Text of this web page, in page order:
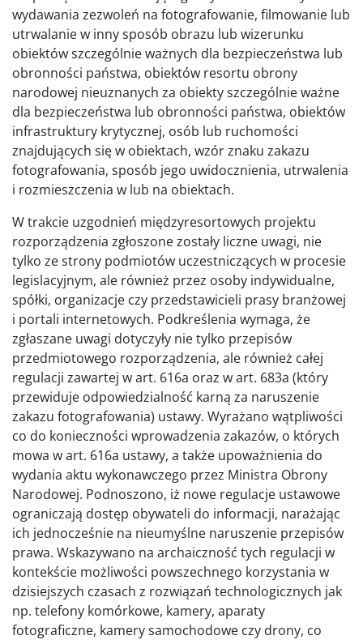
wydawania zezwoleń na fotografowanie, filmowanie lub
utrwalanie w inny sposób obrazu lub wizerunku
obiektów szczególnie ważnych dla bezpieczeństwa lub
obronności państwa, obiektów resortu obrony
narodowej nieuznanych za obiekty szczególnie ważne
dla bezpieczeństwa lub obronności państwa, obiektów
infrastruktury krytycznej, osób lub ruchomości
znajdujących się w obiektach, wzór znaku zakazu
fotografowania, sposób jego uwidocznienia, utrwalenia
i rozmieszczenia w lub na obiektach.
W trakcie uzgodnień międzyresortowych projektu
rozporządzenia zgłoszone zostały liczne uwagi, nie
tylko ze strony podmiotów uczestniczących w procesie
legislacyjnym, ale również przez osoby indywidualne,
spółki, organizacje czy przedstawicieli prasy branżowej
i portali internetowych. Podkreślenia wymaga, że
zgłaszane uwagi dotyczyły nie tylko przepisów
przedmiotowego rozporządzenia, ale również całej
regulacji zawartej w art. 616a oraz w art. 683a (który
przewiduje odpowiedzialność karną za naruszenie
zakazu fotografowania) ustawy. Wyrażano wątpliwości
co do konieczności wprowadzenia zakazów, o których
mowa w art. 616a ustawy, a także upoważnienia do
wydania aktu wykonawczego przez Ministra Obrony
Narodowej. Podnoszono, iż nowe regulacje ustawowe
ograniczają dostęp obywateli do informacji, narażając
ich jednocześnie na nieumyślne naruszenie przepisów
prawa. Wskazywano na archaiczność tych regulacji w
kontekście możliwości powszechnego korzystania w
dzisiejszych czasach z rozwiązań technologicznych jak
np. telefony komórkowe, kamery, aparaty
fotograficzne, kamery samochodowe czy drony, co